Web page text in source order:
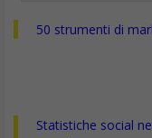
50 strumenti di
Statistiche social